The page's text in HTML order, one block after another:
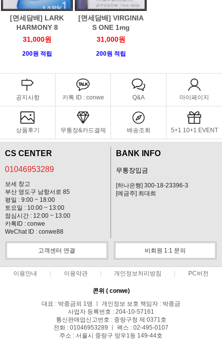
[면세담배] LARK
HARMONY 8
31,000원
200원 적립
[면세담배] VIRGINIA
S ONE 1mg
31,000원
200원 적립
공지사항 카톡 ID : conwe Q&A 마이페이지
상품후기 무통장&카드결제 배송조회 5+1 10+1 EVENT
CS CENTER
01046953289
보세 창고
부산 영도구 남항서로 85
평일 : 9:00 ~ 18:00
토요일 : 10:00 ~ 13:00
점심시간 : 12:00 ~ 13:00
카톡ID : conwe
WeChat ID : conwe88
BANK INFO
무통장입금
[하나은행] 300-18-23396-3
[예금주] 최대희
고객센터 연결 비회원 1:1 문의
이용안내 이용약관 개인정보처리방침 PC버전
콘위 ( conwe)
대표 : 박종금외 1명 ㅣ 개인정보 보호 책임자 : 박종금
사업자 등록번호 : 204-10-57161
통신판매업신고번호 : 중랑구청 제 0371호
전화 : 01046953289 ㅣ 팩스 : 02-495-0107
주소 : 서울시 중랑구 망우1동 149-44호